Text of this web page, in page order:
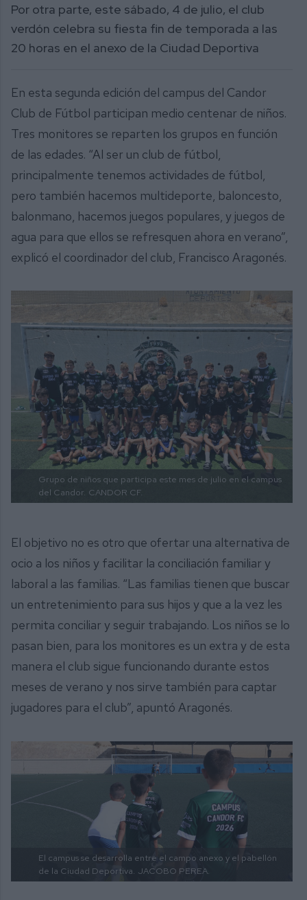
Por otra parte, este sábado, 4 de julio, el club
verdón celebra su fiesta fin de temporada a las
20 horas en el anexo de la Ciudad Deportiva
En esta segunda edición del campus del Candor
Club de Fútbol participan medio centenar de niños.
Tres monitores se reparten los grupos en función
de las edades. “Al ser un club de fútbol,
principalmente tenemos actividades de fútbol,
pero también hacemos multideporte, baloncesto,
balonmano, hacemos juegos populares, y juegos de
agua para que ellos se refresquen ahora en verano”,
explicó el coordinador del club, Francisco Aragonés.
Grupo de niños que participa este mes de julio en el campus
del Candor. CANDOR CF.
El objetivo no es otro que ofertar una alternativa de
ocio a los niños y facilitar la conciliación familiar y
laboral a las familias. “Las familias tienen que buscar
un entretenimiento para sus hijos y que a la vez les
permita conciliar y seguir trabajando. Los niños se lo
pasan bien, para los monitores es un extra y de esta
manera el club sigue funcionando durante estos
meses de verano y nos sirve también para captar
jugadores para el club”, apuntó Aragonés.
El campus se desarrolla entre el campo anexo y el pabellón
de la Ciudad Deportiva. JACOBO PEREA.